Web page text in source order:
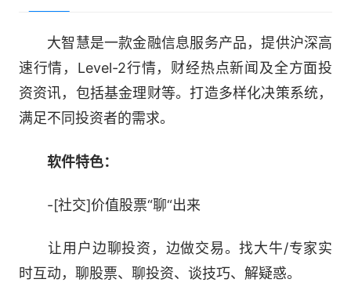
大智慧是一款金融信息服务产品，提供沪深高
速行情，Level-2行情，财经热点新闻及全方面投
资资讯，包括基金理财等。打造多样化决策系统，
满足不同投资者的需求。
软件特色：
-[社交]价值股票“聊“出来
让用户边聊投资，边做交易。找大牛/专家实
时互动，聊股票、聊投资、谈技巧、解疑惑。